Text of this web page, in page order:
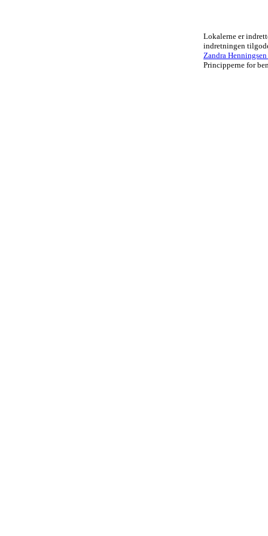
Lokalerne er
indretningen
Zandra Henningsen
Principperne for